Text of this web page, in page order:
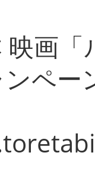
映画
ペー